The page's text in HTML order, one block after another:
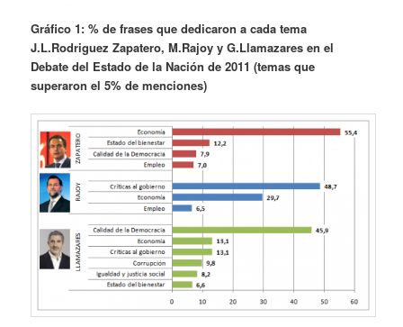
Gráfico 1: % de frases que dedicaron a cada tema
J.L.Rodriguez Zapatero, M.Rajoy y G.Llamazares en el
Debate del Estado de la Nación de 2011 (temas que
superaron el 5% de menciones)